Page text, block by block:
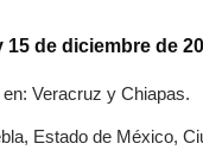
de diciembre de
Veracruz y Chiapas.
Estado de México,